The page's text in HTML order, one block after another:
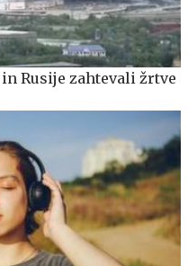
Rusije zahtevali žrtve